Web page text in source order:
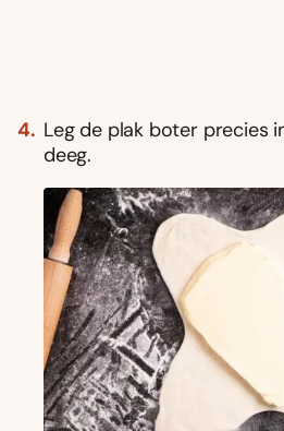
Leg de plak boter precies
deeg.